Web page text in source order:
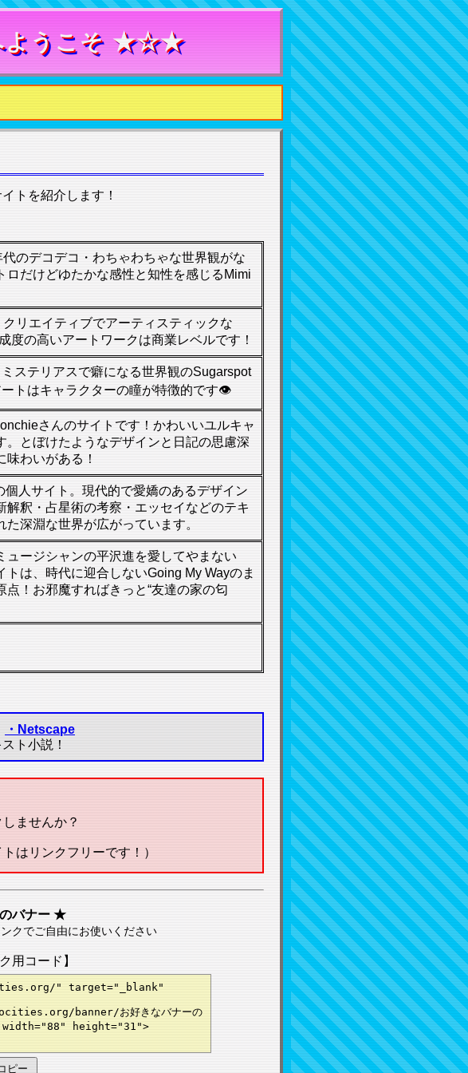
ようこそ ★☆★
トを紹介します！
のデコデコ・わちゃわちゃな世界観がな
ロだけどゆたかな感性と知性を感じるMimi
リエイティブでアーティスティックな
度の高いアートワークは商業レベルです！
ステリアスで癖になる世界観のSugarspot
トはキャラクターの瞳が特徴的です👁
さんのサイトです！かわいいユルキャ
。とぼけたようなデザインと日記の思慮深
わいがある！
人サイト。現代的で愛嬌のあるデザイン
解釈・占星術の考察・エッセイなどのテキ
深淵な世界が広がっています。
ュージシャンの平沢進を愛してやまない
トは、時代に迎合しないGoing My Wayのま
点！お邪魔すればきっと“友達の家の匂
・Netscape
ト小説！
ませんか？
はリンクフリーです！）
バナー ★
クでご自由にお使いください
用コード】
" target="_blank"
banner/お好きなバナーの
" width="88" height="31">
ピー